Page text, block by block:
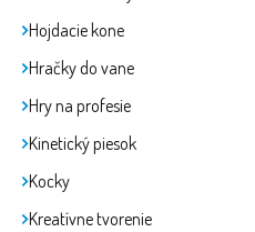
Hojdacie kone
Hračky do vane
Hry na profesie
Kinetický piesok
Kocky
Kreatívne tvorenie